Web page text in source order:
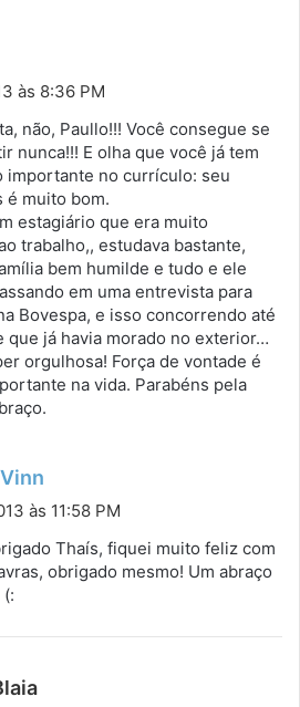
às 8:36 PM
não, Paullo!!! Você consegue se
nunca!!! E olha que você já tem
importante no currículo: seu
é muito bom.
estagiário que era muito
trabalho,, estudava bastante,
bem humilde e tudo e ele
em uma entrevista para
Bovespa, e isso concorrendo até
que já havia morado no exterior…
orgulhosa! Força de vontade é
na vida. Parabéns pela
i
s
às 11:58 PM
Thaís, fiquei muito feliz com
obrigado mesmo! Um abraço